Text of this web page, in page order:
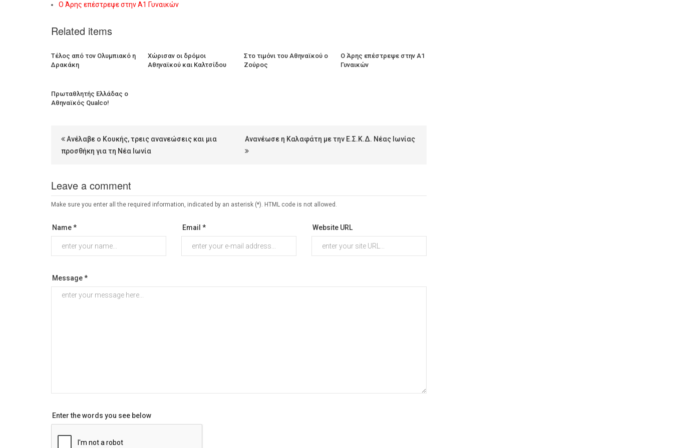
Ο Άρης επέστρεψε στην Α1 Γυναικών
Related items
Τέλος από τον Ολυμπιακό η
Δρακάκη
Χώρισαν οι δρόμοι
Αθηναϊκού και Καλτσίδου
Στο τιμόνι του Αθηναϊκού ο
Ζούρος
Ο Άρης επέστρεψε στην Α1
Γυναικών
Πρωταθλητής Ελλάδας ο
Αθηναϊκός Qualco!
Ανέλαβε ο Κουκής, τρεις ανανεώσεις και μια
προσθήκη για τη Νέα Ιωνία
Ανανέωσε η Καλαφάτη με την Ε.Σ.Κ.Δ. Νέας Ιωνίας
Leave a comment
Make sure you enter all the required information, indicated by an asterisk (*). HTML code is not allowed.
Name * Email * Website URL
Message *
Enter the words you see below